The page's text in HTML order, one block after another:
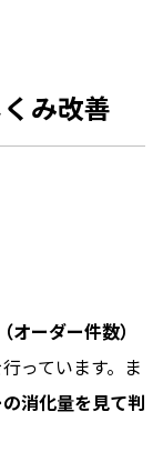
み改善
オーダー件数）
っています。ま
消化量を見て判